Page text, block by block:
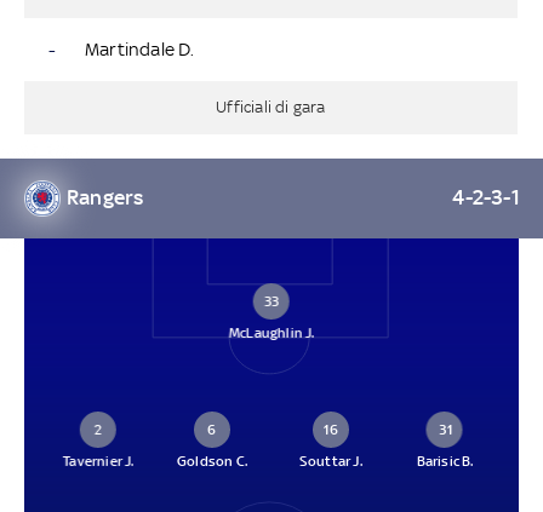
- Martindale D.
Ufficiali di gara
Rangers 4-2-3-1
33
McLaughlin J.
2
Tavernier J.
6
Goldson C.
16
Souttar J.
31
Barisic B.